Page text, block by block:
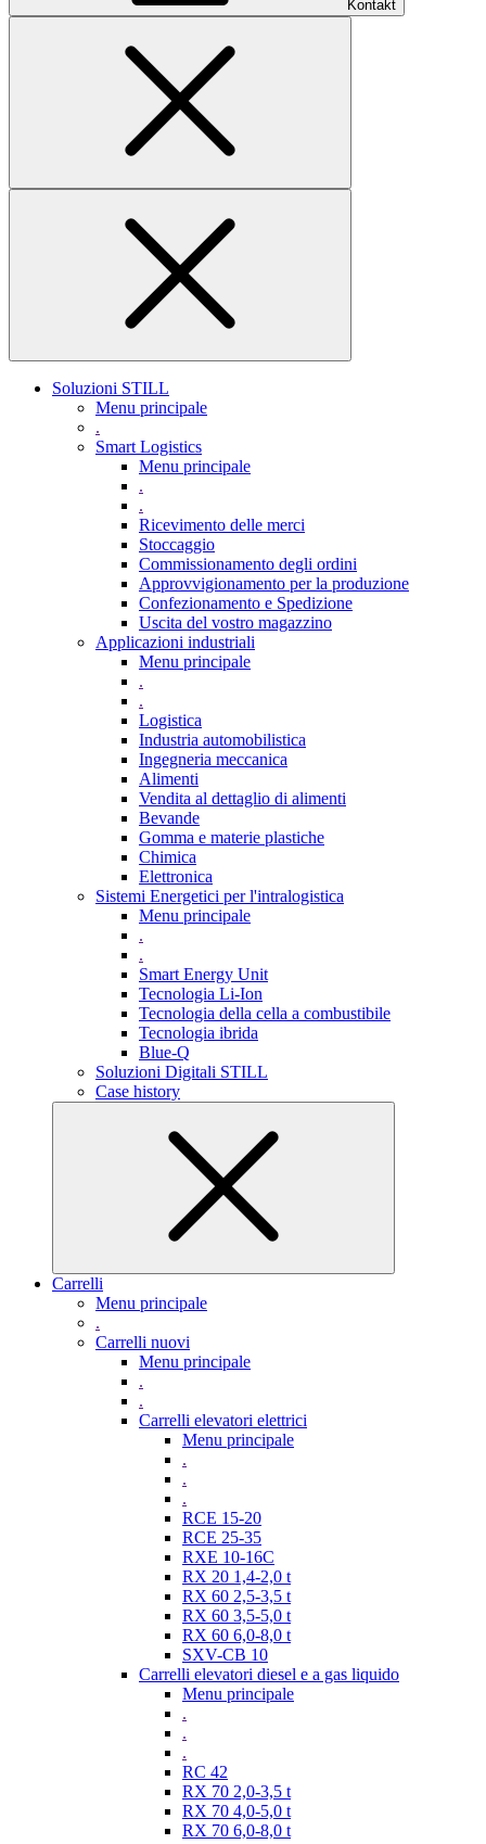
Kontakt
Soluzioni STILL
Menu principale
.
Smart Logistics
Menu principale
.
.
Ricevimento delle merci
Stoccaggio
Commissionamento degli ordini
Approvvigionamento per la produzione
Confezionamento e Spedizione
Uscita del vostro magazzino
Applicazioni industriali
Menu principale
.
.
Logistica
Industria automobilistica
Ingegneria meccanica
Alimenti
Vendita al dettaglio di alimenti
Bevande
Gomma e materie plastiche
Chimica
Elettronica
Sistemi Energetici per l'intralogistica
Menu principale
.
.
Smart Energy Unit
Tecnologia Li-Ion
Tecnologia della cella a combustibile
Tecnologia ibrida
Blue-Q
Soluzioni Digitali STILL
Case history
Carrelli
Menu principale
.
Carrelli nuovi
Menu principale
.
.
Carrelli elevatori elettrici
Menu principale
.
.
.
RCE 15-20
RCE 25-35
RXE 10-16C
RX 20 1,4-2,0 t
RX 60 2,5-3,5 t
RX 60 3,5-5,0 t
RX 60 6,0-8,0 t
SXV-CB 10
Carrelli elevatori diesel e a gas liquido
Menu principale
.
.
.
RC 42
RX 70 2,0-3,5 t
RX 70 4,0-5,0 t
RX 70 6,0-8,0 t